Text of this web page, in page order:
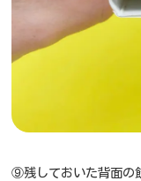
⑨残しておいた背面の